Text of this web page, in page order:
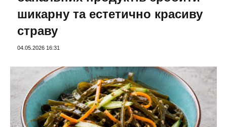
шикарну та естетично красиву
страву
04.05.2026 16:31